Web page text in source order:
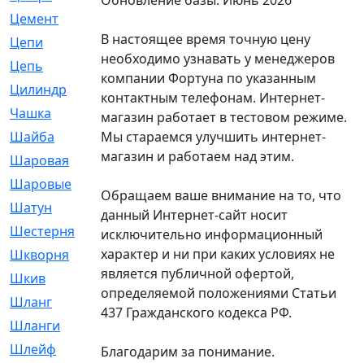
Цемент
Цепи
[314]
Цепь
[171]
Цилиндр
Чашка
[695]
Шайба
[37]
Шаровая
[900]
Шаровые
Шатун
[226]
Шестерня
[33]
Шкворня
[118]
Шкив
[129]
Шланг
[476]
Шланги
[36]
Шлейф
[70]
В настоящее время точную цену
необходимо узнавать у менеджеров
компании Фортуна по указанным
контактным телефонам. Интернет-
магазин работает в тестовом режиме.
Мы стараемся улучшить интернет-
магазин и работаем над этим.
Обращаем ваше внимание на то, что
данный Интернет-сайт носит
исключительно информационный
характер и ни при каких условиях не
является публичной офертой,
определяемой положениями Статьи
437 Гражданского кодекса РФ.
Благодарим за понимание.